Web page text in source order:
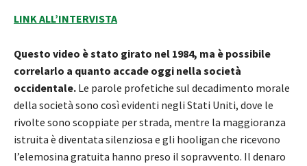
LINK ALL’INTERVISTA
Questo video è stato girato nel 1984, ma è possibile
correlarlo a quanto accade oggi nella società
occidentale. Le parole profetiche sul decadimento morale
della società sono così evidenti negli Stati Uniti, dove le
rivolte sono scoppiate per strada, mentre la maggioranza
istruita è diventata silenziosa e gli hooligan che ricevono
l’elemosina gratuita hanno preso il sopravvento. Il denaro